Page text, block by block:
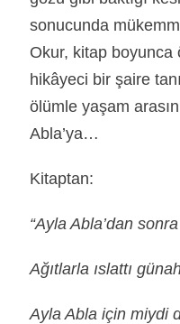
sonucunda
Okur, kitap boyunca
hikâyeci bir şaire
ölümle yaşam
Abla’ya…
Kitaptan:
“Ayla Abla’dan
Ağıtlarla ıslattı günah
Ayla Abla için miydi